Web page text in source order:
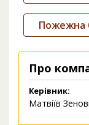
Пожежна
Про
Керівник:
Матвіїв